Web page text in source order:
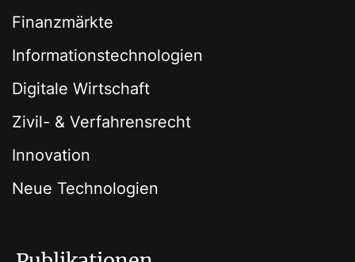
Finanzmärkte
Informationstechnologien
Digitale Wirtschaft
Zivil- & Verfahrensrecht
Innovation
Neue Technologien